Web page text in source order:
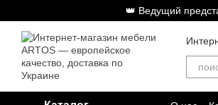
Перейти к основному контенту
👑 Ведущий